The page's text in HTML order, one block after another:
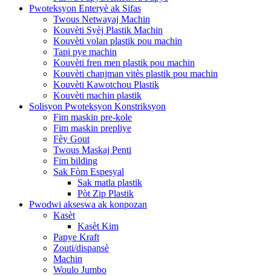
Pwoteksyon Enteryè ak Sifas
Twous Netwayaj Machin
Kouvèti Syèj Plastik Machin
Kouvèti volan plastik pou machin
Tapi pye machin
Kouvèti fren men plastik pou machin
Kouvèti chanjman vitès plastik pou machin
Kouvèti Kawotchou Plastik
Kouvèti machin plastik
Solisyon Pwoteksyon Konstriksyon
Fim maskin pre-kole
Fim maskin prepliye
Fèy Gout
Twous Maskaj Penti
Fim bilding
Sak Fòm Espesyal
Sak matla plastik
Pòt Zip Plastik
Pwodwi akseswa ak konpozan
Kasèt
Kasèt Kim
Papye Kraft
Zouti/dispansè
Machin
Woulo Jumbo